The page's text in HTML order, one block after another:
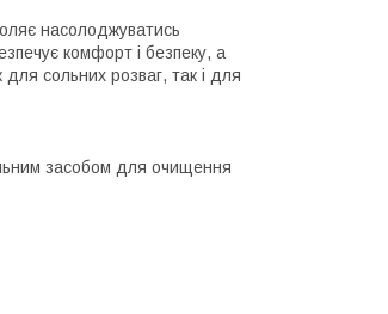
насолоджуватись
комфорт і безпеку, а
для сольних розваг, так і для
засобом для очищення